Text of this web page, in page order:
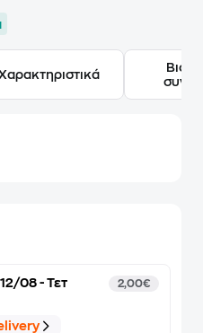
08 - Τετ
2,00€